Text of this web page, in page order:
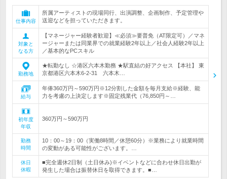
仕事内容
所属アーティストの現場同行、出演調整、企画制作、予定管理や
送迎などを担っていただきます。
対象と
なる方
【マネージャー経験者歓迎】≪必須≫要普免（AT限定可）／マネ
ージャーまたは同業界での就業経験2年以上／社会人経験2年以上
／基本的なPCスキル
勤務地
★転勤なし ☆港区六本木勤務 ★駅直結の好アクセス 【本社】 東
京都港区六本木6-2-31 六本木…
給与
年俸360万円～590万円※12分割した金額を毎月支給※経験、能
力を考慮の上決定します※固定残業代（76,850円～…
初年度
年収
360万円～590万円
勤務
時間
10：00～19：00（実働8時間／休憩60分）※業務により就業時間
の変動がある可能性がございます。…
休日
休暇
■完全週休2日制（土日休み)※イベントなどに合わせ休日出勤が
発生した場合は振替休日を取得できます。■…